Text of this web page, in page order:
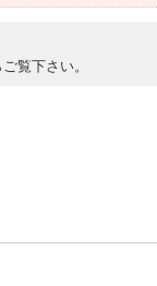
覧下さい。